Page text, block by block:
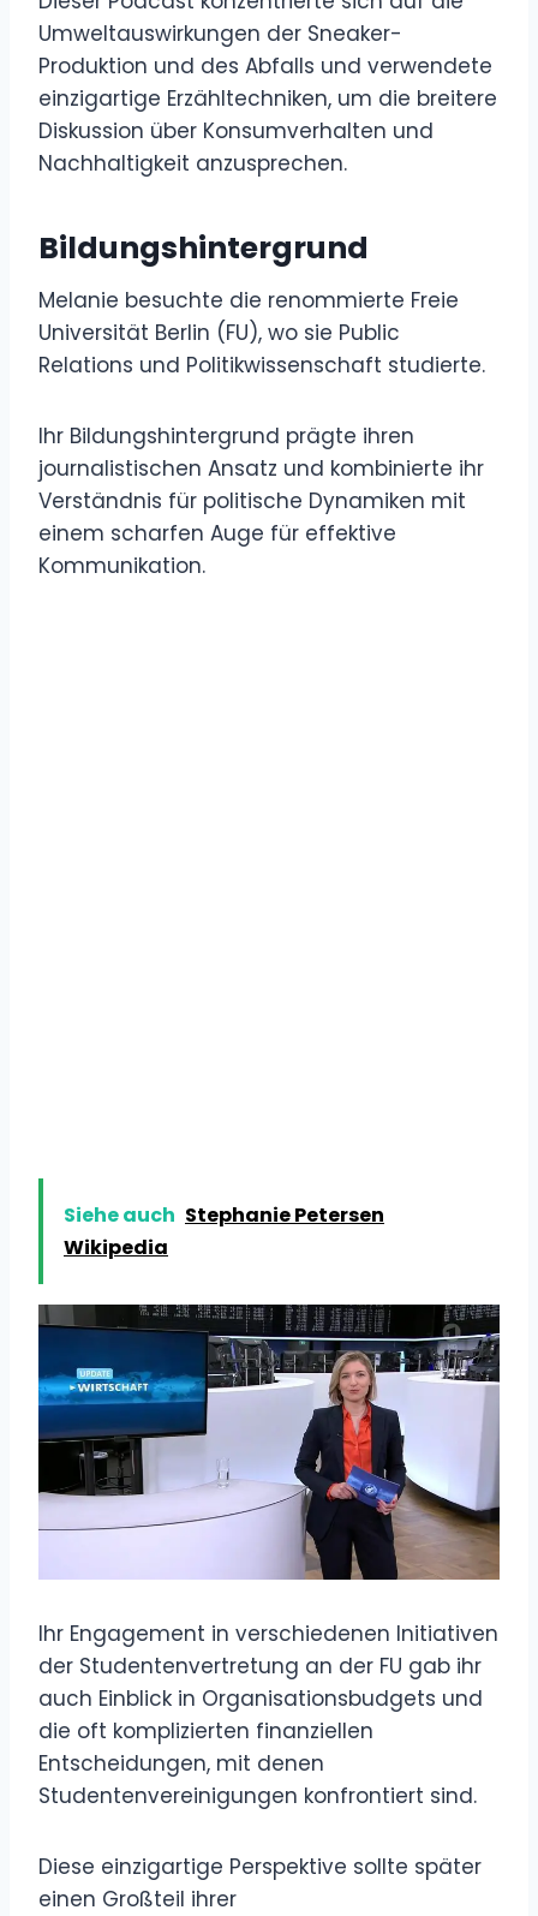
Umweltauswirkungen der Sneaker-
Produktion und des Abfalls und verwendete
einzigartige Erzähltechniken, um die breitere
Diskussion über Konsumverhalten und
Nachhaltigkeit anzusprechen.
Bildungshintergrund
Melanie besuchte die renommierte Freie
Universität Berlin (FU), wo sie Public
Relations und Politikwissenschaft studierte.
Ihr Bildungshintergrund prägte ihren
journalistischen Ansatz und kombinierte ihr
Verständnis für politische Dynamiken mit
einem scharfen Auge für effektive
Kommunikation.
Siehe auch Stephanie Petersen
Wikipedia
Ihr Engagement in verschiedenen Initiativen
der Studentenvertretung an der FU gab ihr
auch Einblick in Organisationsbudgets und
die oft komplizierten finanziellen
Entscheidungen, mit denen
Studentenvereinigungen konfrontiert sind.
Diese einzigartige Perspektive sollte später
einen Großteil ihrer